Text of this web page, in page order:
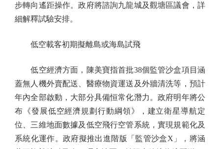
步轉向遙距操作。政府將諮詢九龍城及觀塘區議會，詳
細解釋試驗安排。
低空載客初期擬離島或海島試飛
低空經濟方面，陳美寶指首批38個監管沙盒項目涵
蓋無人機外賣配送、醫療物資運送及外牆清洗等，預計
年內全部啟動，大部分具備恒常化潛力。政府明年將公
布《發展低空經濟規劃行動綱領》，建立衛星導航定
位、三維地面數據及低空飛行空管系統，實現規範化及
系統化運作。政府擬推出進階版「監管沙盒X」，將涵